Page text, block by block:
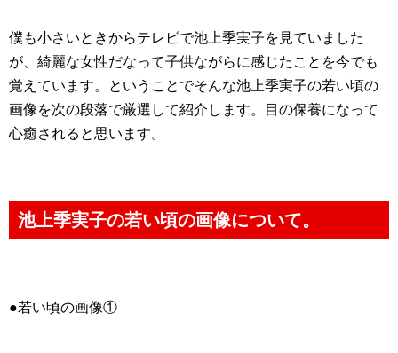
僕も小さいときからテレビで池上季実子を見ていました
が、綺麗な女性だなって子供ながらに感じたことを今でも
覚えています。ということでそんな池上季実子の若い頃の
画像を次の段落で厳選して紹介します。目の保養になって
心癒されると思います。
池上季実子の若い頃の画像について。
●若い頃の画像①